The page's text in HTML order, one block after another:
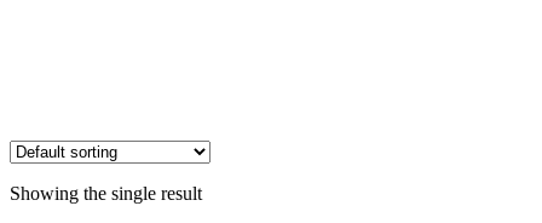
Showing the single result